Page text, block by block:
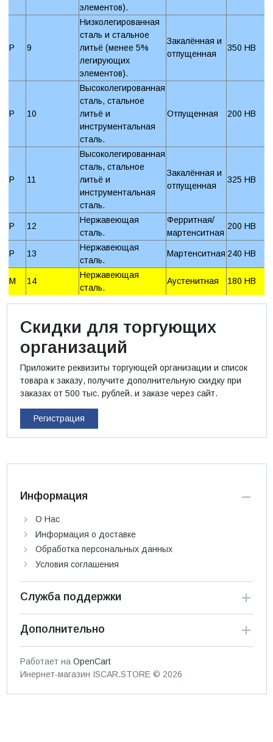
элементов).
P 9
Низколегированная
сталь и стальное
литьё (менее 5%
легирующих
элементов).
Закалённая и
отпущенная
350 HB
P 10
Высоколегированная
сталь, стальное
литьё и
инструментальная
сталь.
Отпущенная 200 HB
P 11
Высоколегированная
сталь, стальное
литьё и
инструментальная
сталь.
Закалённая и
отпущенная
325 HB
P 12
Нержавеющая
сталь.
Ферритная/
мартенситная
200 HB
P 13
Нержавеющая
сталь.
Мартенситная 240 HB
M 14
Нержавеющая
сталь.
Аустенитная 180 HB
Скидки для торгующих
организаций
Приложите реквизиты торгующей организации и список
товара к заказу, получите дополнительную скидку при
заказах от 500 тыс. рублей. и заказе через сайт.
Регистрация
Информация
О Нас
Информация о доставке
Обработка персональных данных
Условия соглашения
Служба поддержки
Дополнительно
Работает на OpenCart
Инернет-магазин ISCAR.STORE © 2026